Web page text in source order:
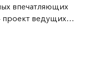
впечатляющих
проект ведущих
владельцев